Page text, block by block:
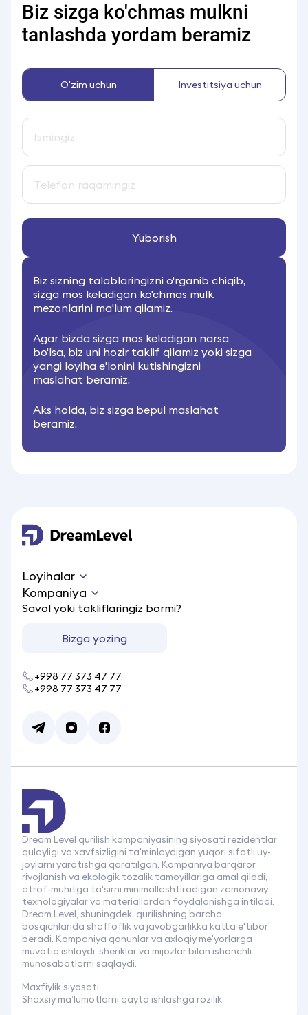
Biz sizga ko'chmas mulkni
tanlashda yordam beramiz
O'zim uchun Investitsiya uchun
Yuborish
Biz sizning talablaringizni o'rganib chiqib,
sizga mos keladigan ko'chmas mulk
mezonlarini ma'lum qilamiz.
Agar bizda sizga mos keladigan narsa
bo'lsa, biz uni hozir taklif qilamiz yoki sizga
yangi loyiha e'lonini kutishingizni
maslahat beramiz.
Aks holda, biz sizga bepul maslahat
beramiz.
Savol yoki takliflaringiz bormi?
Bizga yozing
+998 77 373 47 77
+998 77 373 47 77
Loyihalar
Kompaniya
Dream Level qurilish kompaniyasining siyosati rezidentlar
qulayligi va xavfsizligini ta'minlaydigan yuqori sifatli uy-
joylarni yaratishga qaratilgan. Kompaniya barqaror
rivojlanish va ekologik tozalik tamoyillariga amal qiladi,
atrof-muhitga ta'sirni minimallashtiradigan zamonaviy
texnologiyalar va materiallardan foydalanishga intiladi.
Dream Level, shuningdek, qurilishning barcha
bosqichlarida shaffoflik va javobgarlikka katta e'tibor
beradi. Kompaniya qonunlar va axloqiy me'yorlarga
muvofiq ishlaydi, sheriklar va mijozlar bilan ishonchli
munosabatlarni saqlaydi.
Maxfiylik siyosati
Shaxsiy ma’lumotlarni qayta ishlashga rozilik